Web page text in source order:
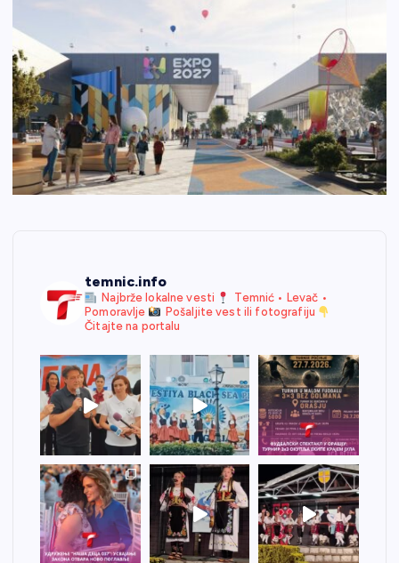
temnic.info
Najbrže lokalne vesti
Temnić • Levač •
Pomoravlje
Pošaljite vest ili fotografiju
Čitajte na portalu